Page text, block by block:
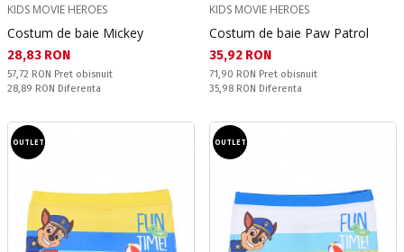
KIDS MOVIE HEROES
Costum de baie Mickey
Текуща цена:
28,83 RON
Pret obisnuit:
57,72 RON Pret obisnuit
Спестявате:
28,89 RON Diferenta
KIDS MOVIE HEROES
Costum de baie Paw Patrol
Текуща цена:
35,92 RON
Pret obisnuit:
71,90 RON Pret obisnuit
Спестявате:
35,98 RON Diferenta
OUTLET OUTLET